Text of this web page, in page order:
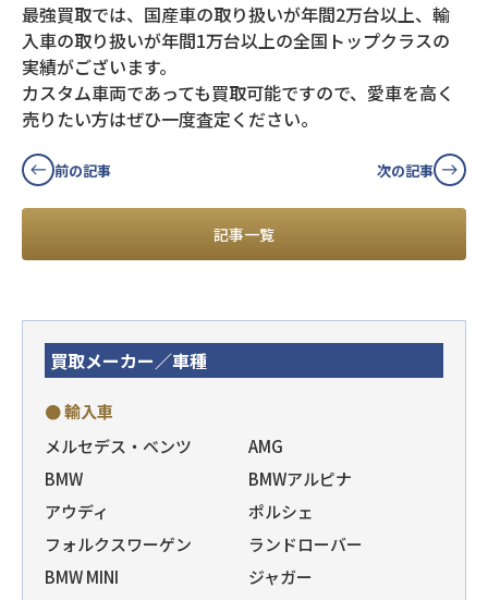
最強買取では、国産車の取り扱いが年間2万台以上、輸
入車の取り扱いが年間1万台以上の全国トップクラスの
実績がございます。
カスタム車両であっても買取可能ですので、愛車を高く
売りたい方はぜひ一度査定ください。
前の記事
記事一覧
次の記事
買取メーカー／車種
● 輸入車
メルセデス・ベンツ
AMG
BMW
BMWアルピナ
アウディ
ポルシェ
フォルクスワーゲン
ランドローバー
BMW MINI
ジャガー